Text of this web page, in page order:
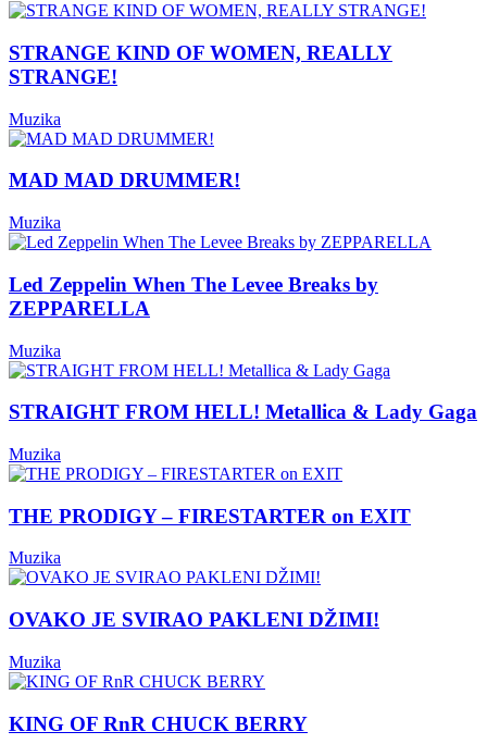
STRANGE KIND OF WOMEN, REALLY
STRANGE!
Muzika
MAD MAD DRUMMER!
Muzika
Led Zeppelin When The Levee Breaks by
ZEPPARELLA
Muzika
STRAIGHT FROM HELL! Metallica & Lady Gaga
Muzika
THE PRODIGY – FIRESTARTER on EXIT
Muzika
OVAKO JE SVIRAO PAKLENI DŽIMI!
Muzika
KING OF RnR CHUCK BERRY